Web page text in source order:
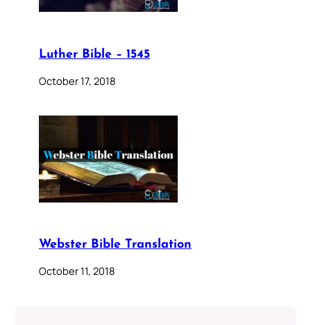
Luther Bible – 1545
October 17, 2018
Webster Bible Translation
October 11, 2018